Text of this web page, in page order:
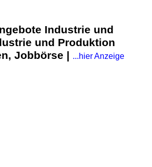
Industrie und
und Produktion
Jobbörse | ...hier Anzeige